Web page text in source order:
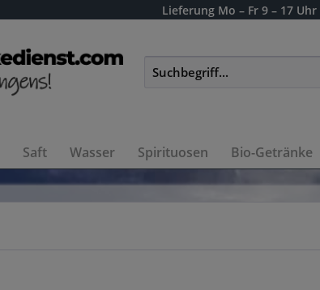
Lieferung Mo – Fr 9 – 17 Uhr
Saft Wasser Spirituosen Bio-Getränke